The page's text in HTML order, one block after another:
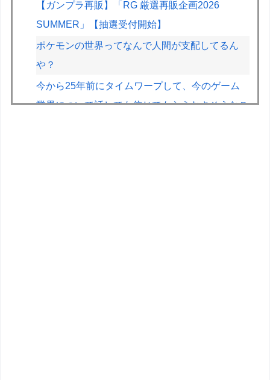
【ガンプラ再販】「RG 厳選再販企画2026
SUMMER」【抽選受付開始】
ポケモンの世界ってなんで人間が支配してるん
や？
今から25年前にタイムワープして、今のゲーム
業界について話しても信じてもらえなさそうなこ